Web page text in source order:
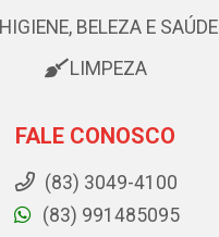
HIGIENE, BELEZA E SAÚDE
LIMPEZA
FALE CONOSCO
(83) 3049-4100
(83) 991485095